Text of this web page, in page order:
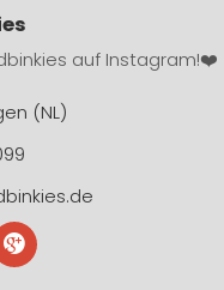
auf Instagram!❤️
(NL)